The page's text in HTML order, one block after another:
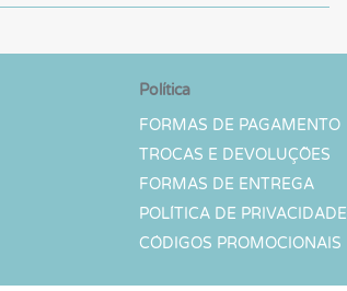
Política
FORMAS DE PAGAMENTO
TROCAS E DEVOLUÇÕES
FORMAS DE ENTREGA
POLÍTICA DE PRIVACIDADE
CÓDIGOS PROMOCIONAIS